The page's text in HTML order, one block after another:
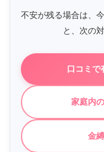
不安が残る場合は、
と、次の
口コミで
家庭内
金